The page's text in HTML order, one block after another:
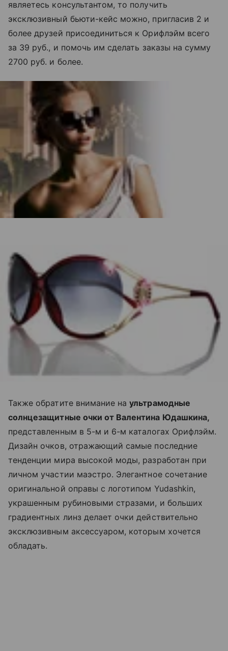
являетесь консультантом, то получить
эксклюзивный бьюти-кейс можно, пригласив 2 и
более друзей присоединиться к Орифлэйм всего
за 39 руб., и помочь им сделать заказы на сумму
2700 руб. и более.
Также обратите внимание наультрамодные
солнцезащитные очки от Валентина Юдашкина,
представленным в 5-м и 6-м каталогах Орифлэйм.
Дизайн очков, отражающий самые последние
тенденции мира высокой моды, разработан при
личном участии маэстро. Элегантное сочетание
оригинальной оправы с логотипом Yudashkin,
украшенным рубиновыми стразами, и больших
градиентных линз делает очки действительно
эксклюзивным аксессуаром, которым хочется
обладать.